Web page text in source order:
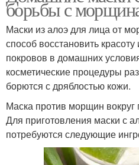
борьбы с
Маски из алоэ для лица от
способ восстановить
покровов в домашних
косметические процедуры
борются с дряблостью кожи.
Маска против морщин вокруг
Для приготовления маски с
потребуются следующие